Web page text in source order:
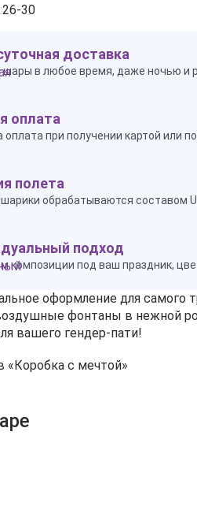
26-30
доставка
шары в любое время, даже ночью и
оплата
при получении картой или
полета
обрабатываются составом
подход
композиции под ваш праздник,
оформление для самого
фонтаны в нежной
вашего гендер‑пати!
«Коробка с мечтой»